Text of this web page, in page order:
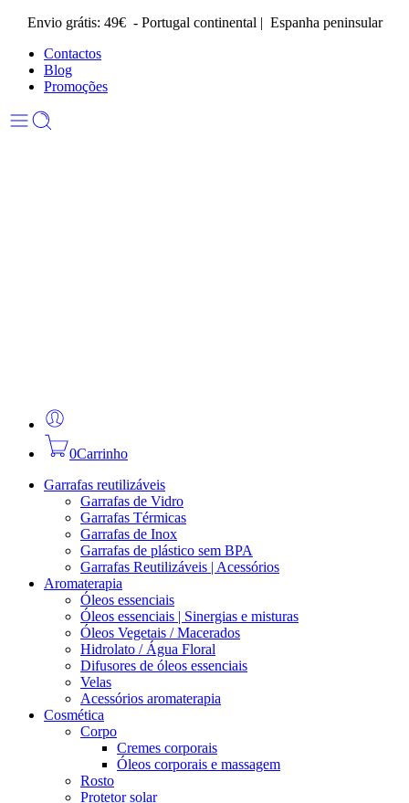
Envio grátis: 49€ - Portugal continental | Espanha peninsular
Contactos
Blog
Promoções
0Carrinho
Garrafas reutilizáveis
Garrafas de Vidro
Garrafas Térmicas
Garrafas de Inox
Garrafas de plástico sem BPA
Garrafas Reutilizáveis | Acessórios
Aromaterapia
Óleos essenciais
Óleos essenciais | Sinergias e misturas
Óleos Vegetais / Macerados
Hidrolato / Água Floral
Difusores de óleos essenciais
Velas
Acessórios aromaterapia
Cosmética
Corpo
Cremes corporais
Óleos corporais e massagem
Rosto
Protetor solar